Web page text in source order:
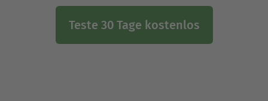
Teste 30 Tage kostenlos